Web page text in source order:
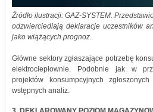
Źródło ilustracji: GAZ-SYSTEM.
odzwierciedlają deklaracje uczestników
jako wiążących prognoz.
Główne sektory zgłaszające potrzebę
elektrociepłownie. Podobnie jak w
projektów konsumpcyjnych
wstępnych analiz.